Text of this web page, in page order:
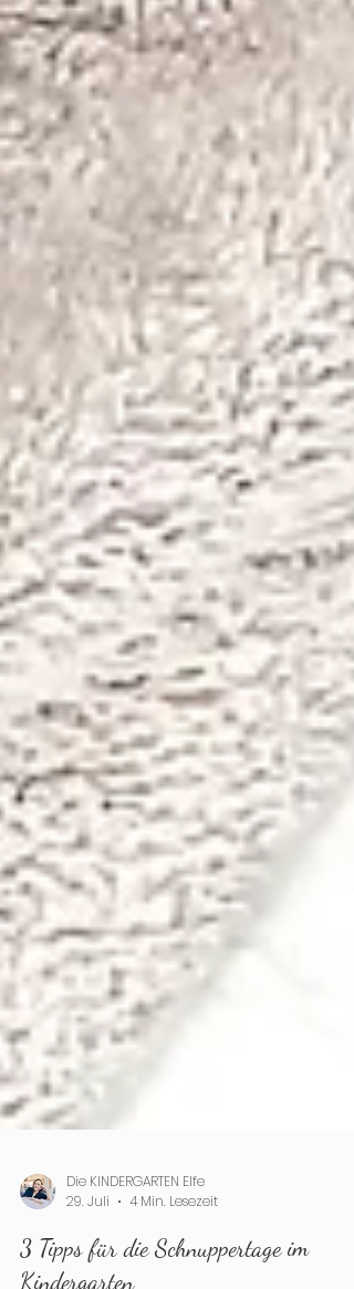
Die KINDERGARTEN Elfe
29. Juli
4 Min. Lesezeit